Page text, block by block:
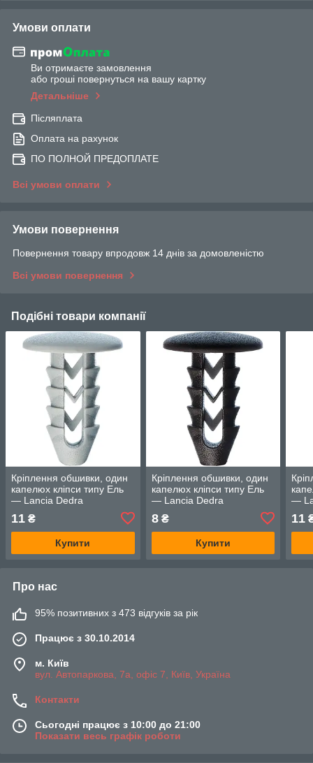
Умови оплати
Ви отримаєте замовлення
або гроші повернуться на вашу картку
Детальніше
Післяплата
Оплата на рахунок
ПО ПОЛНОЙ ПРЕДОПЛАТЕ
Всі умови оплати
Умови повернення
Повернення товару впродовж 14 днів за домовленістю
Всі умови повернення
Подібні товари компанії
Кріплення обшивки, один
капелюх кліпси типу Ель
— Lancia Dedra
11 ₴
Купити
Кріплення обшивки, один
капелюх кліпси типу Ель
— Lancia Dedra
8₴
Купити
—
11
Про нас
95% позитивних з 473 відгуків за рік
Працює з 30.10.2014
м. Київ
вул. Автопаркова, 7а, офіс 7, Київ, Україна
Контакти
Сьогодні працює з 10:00 до 21:00
Показати весь графік роботи